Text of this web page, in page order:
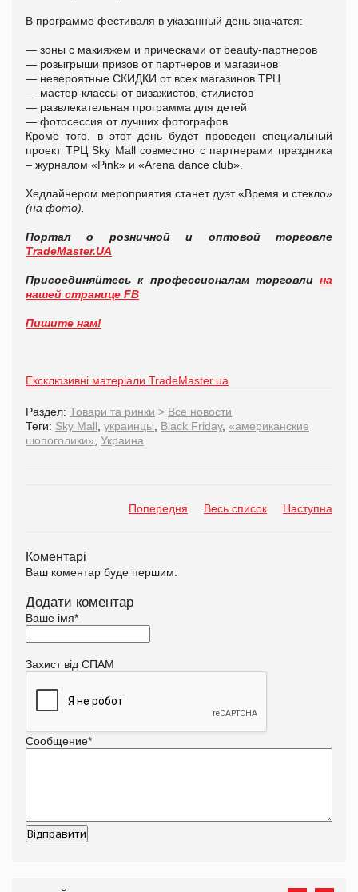
В программе фестиваля в указанный день значатся:
— зоны с макияжем и прическами от beauty-партнеров
— розыгрыши призов от партнеров и магазинов
— невероятные СКИДКИ от всех магазинов ТРЦ
— мастер-классы от визажистов, стилистов
— развлекательная программа для детей
— фотосессия от лучших фотографов.
Кроме того, в этот день будет проведен специальный
проект ТРЦ Sky Mall совместно с партнерами праздника
– журналом «Pink» и «Arena dance club».
Хедлайнером мероприятия станет дуэт «Время и стекло»
(на фото).
Портал о розничной и оптовой торговле
TradeMaster.UA
Присоединяйтесь к профессионалам торговли на
нашей странице FB
Пишите нам!
Ексклюзивні матеріали TradeMaster.ua
Раздел: Товари та ринки > Все новости
Теги: Sky Mall, украинцы, Black Friday, «американские
шопоголики», Украина
Попередня Весь список Наступна
Коментарі
Ваш коментар буде першим.
Додати коментар
Ваше імя*
Захист від СПАМ
Сообщение*